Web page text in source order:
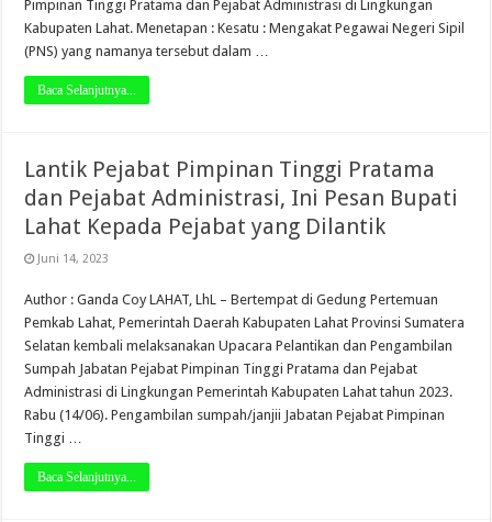
Pimpinan Tinggi Pratama dan Pejabat Administrasi di Lingkungan
Kabupaten Lahat. Menetapan : Kesatu : Mengakat Pegawai Negeri Sipil
(PNS) yang namanya tersebut dalam …
Baca Selanjutnya...
Lantik Pejabat Pimpinan Tinggi Pratama
dan Pejabat Administrasi, Ini Pesan Bupati
Lahat Kepada Pejabat yang Dilantik
Juni 14, 2023
Author : Ganda Coy LAHAT, LhL – Bertempat di Gedung Pertemuan
Pemkab Lahat, Pemerintah Daerah Kabupaten Lahat Provinsi Sumatera
Selatan kembali melaksanakan Upacara Pelantikan dan Pengambilan
Sumpah Jabatan Pejabat Pimpinan Tinggi Pratama dan Pejabat
Administrasi di Lingkungan Pemerintah Kabupaten Lahat tahun 2023.
Rabu (14/06). Pengambilan sumpah/janjii Jabatan Pejabat Pimpinan
Tinggi …
Baca Selanjutnya...